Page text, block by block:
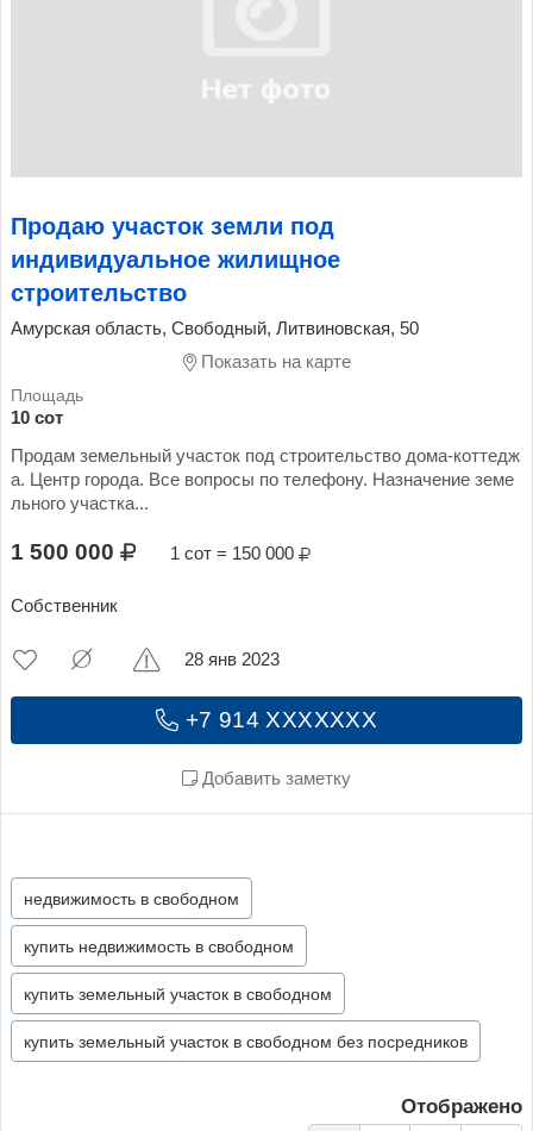
Продаю участок земли под
индивидуальное жилищное
строительство
Амурская область, Свободный, Литвиновская, 50
Показать на карте
10 сот
Продам земельный участок под строительство дома-коттедж
а. Центр города. Все вопросы по телефону. Назначение земе
льного участка...
1 500 000 1 сот = 150 000
Собственник
+7 914 XXXXXXX
Добавить заметку
28 янв 2023
недвижимость в свободном
купить недвижимость в свободном
купить земельный участок в свободном
купить земельный участок в свободном без посредников
Отображено